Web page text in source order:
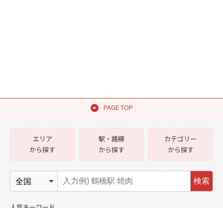
PAGE TOP
エリア
から探す
駅・路線
から探す
カテゴリー
から探す
検索